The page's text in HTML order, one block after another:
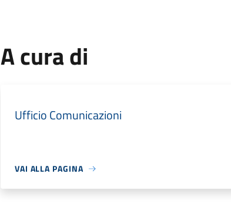
A cura di
Ufficio Comunicazioni
VAI ALLA PAGINA